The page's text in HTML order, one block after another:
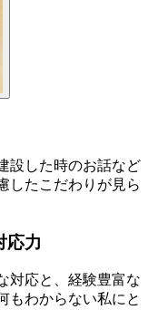
設した時のお話など
したこだわりが見ら
応力
対応と、経験豊富な
もわからない私にと